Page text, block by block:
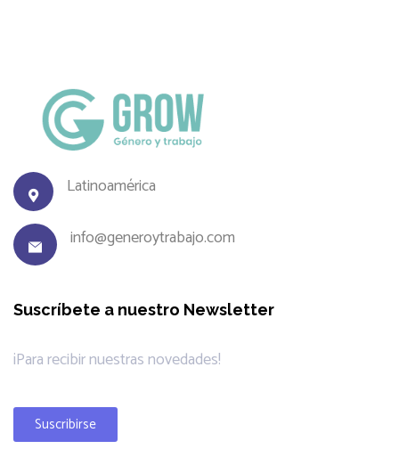
Latinoamérica
info@generoytrabajo.com
Suscríbete a nuestro Newsletter
¡Para recibir nuestras novedades!
Suscribirse